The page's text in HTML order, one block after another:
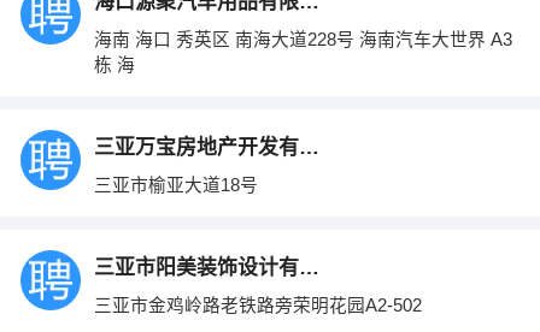
海南 海口 秀英区 南海大道228号 海南汽车大世界 A3
栋 海
三亚万宝房地产开发有限公司
三亚市榆亚大道18号
三亚市阳美装饰设计有限公司
三亚市金鸡岭路老铁路旁荣明花园A2-502